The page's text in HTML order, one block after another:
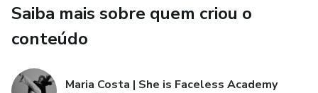
-Curso Canva para InicinatesPLR (7,00€)
- Enriquecer no Digital PLR (7,00€)
- FACELESS TIKTOK MARKETING (7,00€)
Saiba mais sobre quem criou o
conteúdo
Maria Costa | She is Faceless Academy